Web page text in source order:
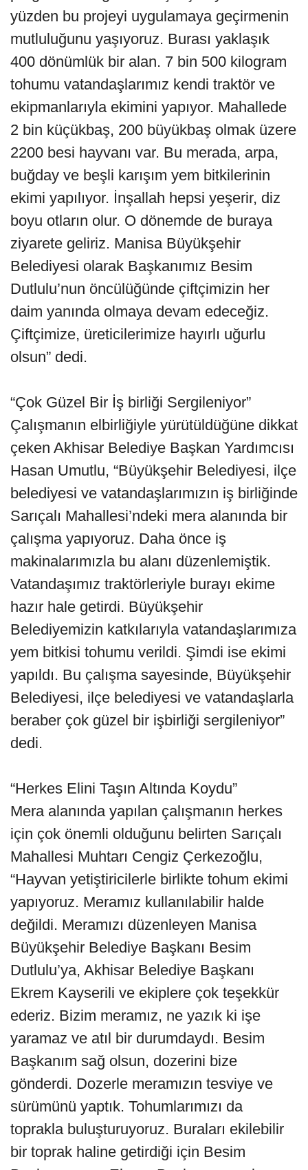
yüzden bu projeyi uygulamaya geçirmenin
mutluluğunu yaşıyoruz. Burası yaklaşık
400 dönümlük bir alan. 7 bin 500 kilogram
tohumu vatandaşlarımız kendi traktör ve
ekipmanlarıyla ekimini yapıyor. Mahallede
2 bin küçükbaş, 200 büyükbaş olmak üzere
2200 besi hayvanı var. Bu merada, arpa,
buğday ve beşli karışım yem bitkilerinin
ekimi yapılıyor. İnşallah hepsi yeşerir, diz
boyu otların olur. O dönemde de buraya
ziyarete geliriz. Manisa Büyükşehir
Belediyesi olarak Başkanımız Besim
Dutlulu’nun öncülüğünde çiftçimizin her
daim yanında olmaya devam edeceğiz.
Çiftçimize, üreticilerimize hayırlı uğurlu
olsun” dedi.
“Çok Güzel Bir İş birliği Sergileniyor”
Çalışmanın elbirliğiyle yürütüldüğüne dikkat
çeken Akhisar Belediye Başkan Yardımcısı
Hasan Umutlu, “Büyükşehir Belediyesi, ilçe
belediyesi ve vatandaşlarımızın iş birliğinde
Sarıçalı Mahallesi’ndeki mera alanında bir
çalışma yapıyoruz. Daha önce iş
makinalarımızla bu alanı düzenlemiştik.
Vatandaşımız traktörleriyle burayı ekime
hazır hale getirdi. Büyükşehir
Belediyemizin katkılarıyla vatandaşlarımıza
yem bitkisi tohumu verildi. Şimdi ise ekimi
yapıldı. Bu çalışma sayesinde, Büyükşehir
Belediyesi, ilçe belediyesi ve vatandaşlarla
beraber çok güzel bir işbirliği sergileniyor”
dedi.
“Herkes Elini Taşın Altında Koydu”
Mera alanında yapılan çalışmanın herkes
için çok önemli olduğunu belirten Sarıçalı
Mahallesi Muhtarı Cengiz Çerkezoğlu,
“Hayvan yetiştiricilerle birlikte tohum ekimi
yapıyoruz. Meramız kullanılabilir halde
değildi. Meramızı düzenleyen Manisa
Büyükşehir Belediye Başkanı Besim
Dutlulu’ya, Akhisar Belediye Başkanı
Ekrem Kayserili ve ekiplere çok teşekkür
ederiz. Bizim meramız, ne yazık ki işe
yaramaz ve atıl bir durumdaydı. Besim
Başkanım sağ olsun, dozerini bize
gönderdi. Dozerle meramızın tesviye ve
sürümünü yaptık. Tohumlarımızı da
toprakla buluşturuyoruz. Buraları ekilebilir
bir toprak haline getirdiği için Besim